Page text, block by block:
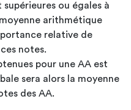
ou égales à
arithmétique
relative de
notes.
pour une AA est
sera alors la moyenne
des AA.